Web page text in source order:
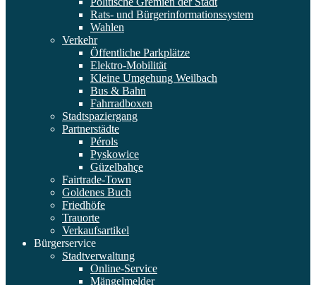
Rats- und Bürgerinformationssystem
Wahlen
Verkehr
Öffentliche Parkplätze
Elektro-Mobilität
Kleine Umgehung Weilbach
Bus & Bahn
Fahrradboxen
Stadtspaziergang
Partnerstädte
Pérols
Pyskowice
Güzelbahçe
Fairtrade-Town
Goldenes Buch
Friedhöfe
Trauorte
Verkaufsartikel
Bürgerservice
Stadtverwaltung
Online-Service
Mängelmelder